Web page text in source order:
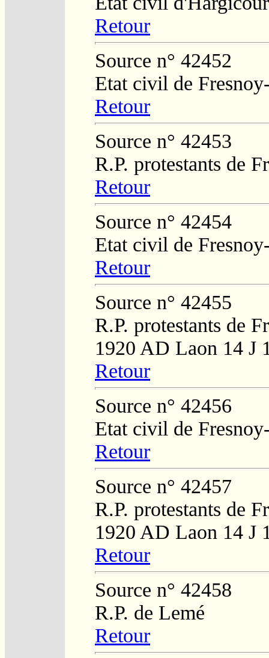
Retour
Source n° 42452
Etat civil de
Retour
Source n° 42453
R.P. protestants de
Retour
Source n° 42454
Etat civil de
Retour
Source n° 42455
R.P. protestants de
1920 AD Laon 14 J
Retour
Source n° 42456
Etat civil de
Retour
Source n° 42457
R.P. protestants de
1920 AD Laon 14 J
Retour
Source n° 42458
R.P. de Lemé
Retour